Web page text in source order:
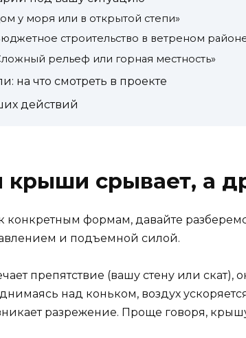
у моря или в открытой степи»
строительство в ветреном
рельеф или горная местность»
на что смотреть в проекте
действий
срывает, а
формам, давайте
и подъемной силой.
препятствие (вашу стену или
над коньком, воздух
разрежение. Проще говоря,